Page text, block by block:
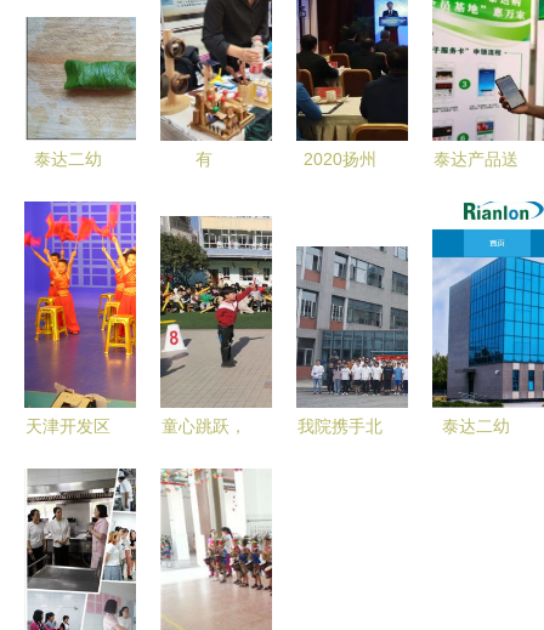
泰达二幼
学前教育的
一颗明珠
有
泰达产品送
到家，职工
畅享普惠服
2020扬州
地供应大增
67%，多轮
土拍大战将
如何重塑房
价格局？
泰达产品送
畅享普惠服
务——泰达
二幼展现园
区关怀新举
措
天津开发区
守护童真，
筑梦未来
童心跳跃，
——记虹二
幼“鼠你最
牛”跳绳嘉
我院携手北
泰达二幼